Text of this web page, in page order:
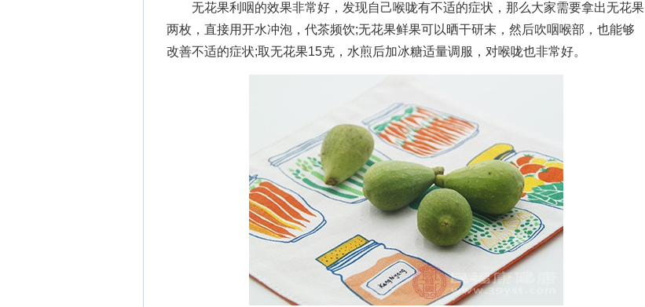
无花果利咽的效果非常好，发现自己喉咙有不适的症状，那么大家需要拿出无花果
两枚，直接用开水冲泡，代茶频饮;无花果鲜果可以晒干研末，然后吹咽喉部，也能够
改善不适的症状;取无花果15克，水煎后加冰糖适量调服，对喉咙也非常好。